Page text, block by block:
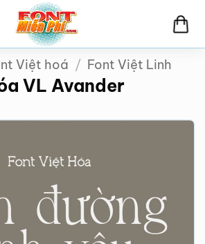
Việt hoá / Font Việt Linh
VL Avander